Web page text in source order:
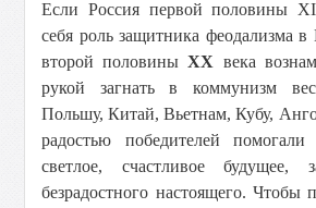
Если Россия первой половины
себя роль защитника феодализма
второй половиныXX века
рукой загнать в коммунизм
Польшу, Китай, Вьетнам, Кубу,
радостью победителей
светлое, счастливое будущее,
безрадостного настоящего. Чтобы